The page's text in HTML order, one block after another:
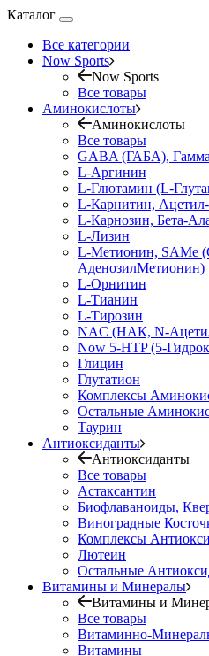
Каталог
Все категории
Now Sports
Now Sports
Все товары
Аминокислоты
Аминокислоты
Все товары
GABA (ГАБА),
L-Аргинин
L-Глютамин (L-
L-Карнитин,
L-Карнозин, Бета-
L-Лизин
L-Метионин, SAMe
АденозилМетионин)
L-Орнитин
L-Тианин
L-Тирозин
NAC (НАК, N-
Now 5-HTP (5-
Глицин
Глутатион
Комплексы
Остальные
Таурин
Антиоксиданты
Антиоксиданты
Все товары
Астаксантин
Биофлаваноиды,
Виноградные
Комплексы
Лютеин
Остальные
Витамины и Минералы
Витамины и
Все товары
Витаминно-
Витамины